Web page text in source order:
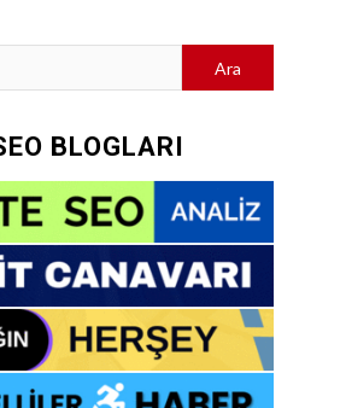
BLOGLARI